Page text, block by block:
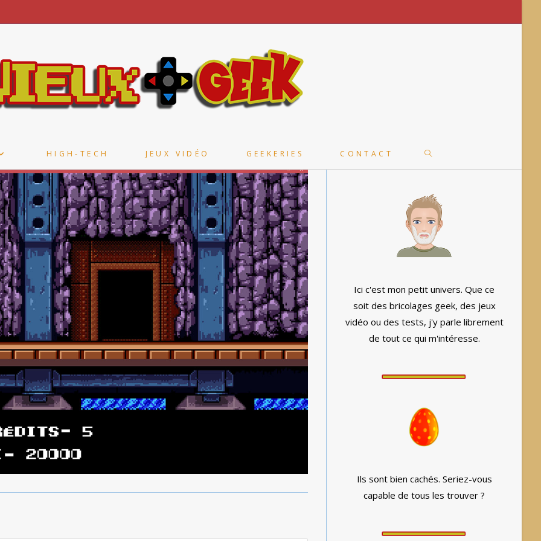
HIGH-TECH JEUX VIDÉO GEEKERIES CONTACT TOGGLE
SEARCH
Ici c'est mon petit univers. Que ce
soit des bricolages geek, des jeux
vidéo ou des tests, j'y parle librement
de tout ce qui m'intéresse.
Ils sont bien cachés. Seriez-vous
capable de tous les trouver ?